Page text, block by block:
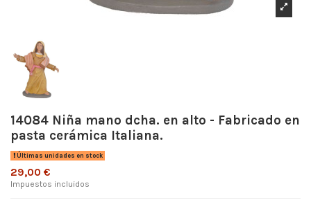
14084 Niña mano dcha. en alto - Fabricado en
pasta cerámica Italiana.
Últimas unidades en stock
29,00 €
Impuestos incluidos